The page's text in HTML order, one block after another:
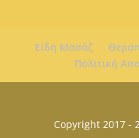
Είδη Μασάζ
Πολιτική
Copyright 2017 -